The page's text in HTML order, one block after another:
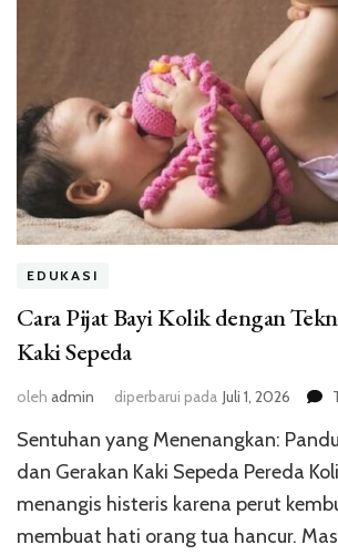
EDUKASI
Cara Pijat Bayi Kolik dengan
Kaki Sepeda
oleh admin diperbarui pada Juli 1, 2026
Sentuhan yang Menenangkan:
dan Gerakan Kaki Sepeda Pereda
menangis histeris karena perut
membuat hati orang tua hancur.